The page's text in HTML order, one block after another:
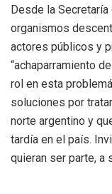
Desde la
organismos
actores públicos y
“achaparramiento
rol en esta
soluciones por
norte argentino y
tardía en el país.
quieran ser parte, a